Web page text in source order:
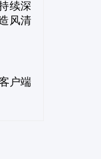
续深
风清
户端